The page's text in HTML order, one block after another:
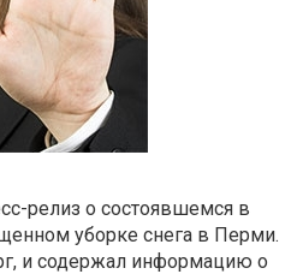
релиз о состоявшемся в
уборке снега в Перми.
и содержал информацию о